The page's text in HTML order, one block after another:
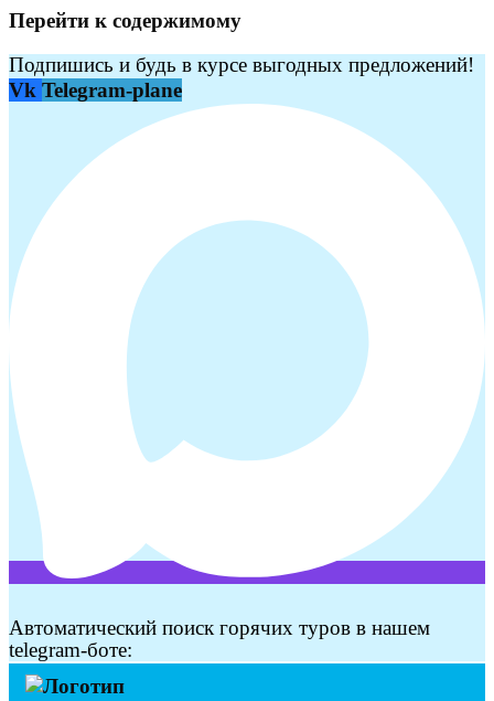
Перейти к содержимому
Подпишись и будь в курсе выгодных предложений!
Vk Telegram-plane
Автоматический поиск горячих туров в нашем
telegram-боте: